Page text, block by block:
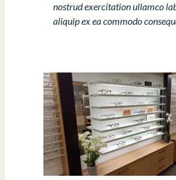
nostrud exercitation ullamco
aliquip ex ea commodo